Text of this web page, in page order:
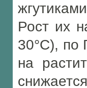
Рост их
30°С), по
на